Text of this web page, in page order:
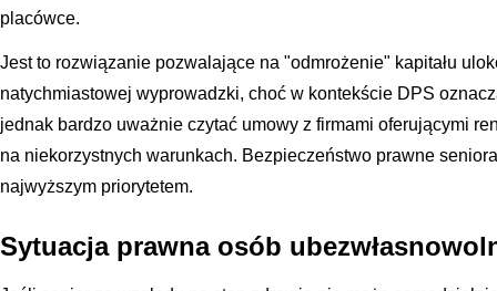
placówce.
Jest to rozwiązanie pozwalające na "odmrożenie" kapitału
natychmiastowej wyprowadzki, choć w kontekście DPS
jednak bardzo uważnie czytać umowy z firmami oferującymi
na niekorzystnych warunkach. Bezpieczeństwo prawne
najwyższym priorytetem.
Sytuacja prawna osób